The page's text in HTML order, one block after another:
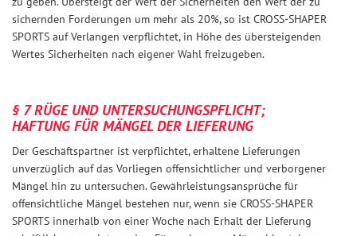
sichernden Forderungen um mehr als 20%, so ist CROSS-SHAPER
SPORTS auf Verlangen verpflichtet, in Höhe des übersteigenden
Wertes Sicherheiten nach eigener Wahl freizugeben.
§ 7 RÜGE UND UNTERSUCHUNGSPFLICHT;
HAFTUNG FÜR MÄNGEL DER LIEFERUNG
Der Geschäftspartner ist verpflichtet, erhaltene Lieferungen
unverzüglich auf das Vorliegen offensichtlicher und verborgener
Mängel hin zu untersuchen. Gewährleistungsansprüche für
offensichtliche Mängel bestehen nur, wenn sie CROSS-SHAPER
SPORTS innerhalb von einer Woche nach Erhalt der Lieferung